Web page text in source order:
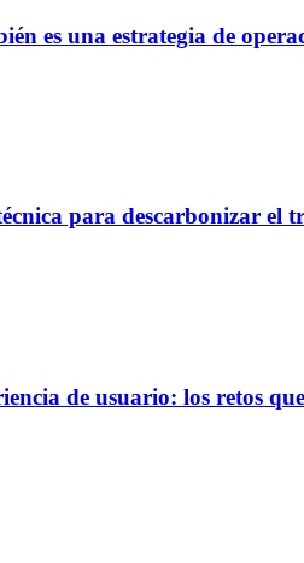
es una estrategia de
para descarbonizar
de usuario: los retos